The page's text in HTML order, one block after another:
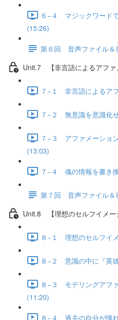
６−４ マジックワード
(15:26)
第６回 音声ファイル＆
Unit.7 【非言語によるアファ
７−１ 非言語によるア
７−２ 無意識を意識化
７−３ アファメーショ
(13:03)
７−４ 魂の情報を書き
第７回 音声ファイル＆
Unit.8 【理想のセルフイメー
８−１ 理想のセルフイ
８−２ 意識の中に『英
８−３ モデリングアフ
(11:20)
８−４ 過去の自分が憧